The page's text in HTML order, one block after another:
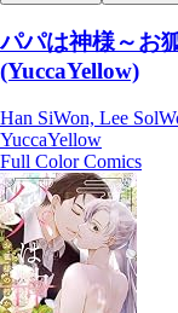
パパは神様～お
(YuccaYellow)
Han SiWon, Lee
YuccaYellow
Full Color Comics